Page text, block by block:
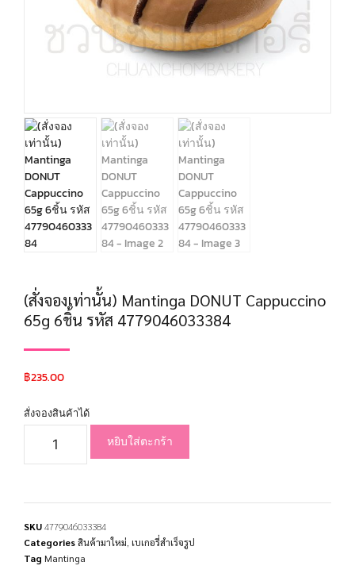
(สั่งจองเท่านั้น) Mantinga DONUT Cappuccino
65g 6ชิ้น รหัส 4779046033384
฿235.00
สั่งจองสินค้าได้
หยิบใส่ตะกร้า
SKU4779046033384
Categoriesสินค้ามาใหม่ เบเกอรี่สำเร็จรูป
Tag Mantinga